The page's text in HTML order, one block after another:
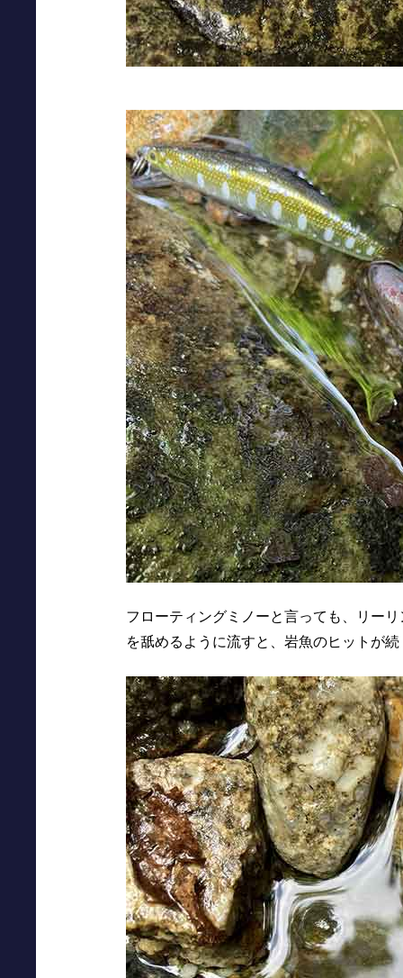
フローティングミノーと言っても、リー
を舐めるように流すと、岩魚のヒットが